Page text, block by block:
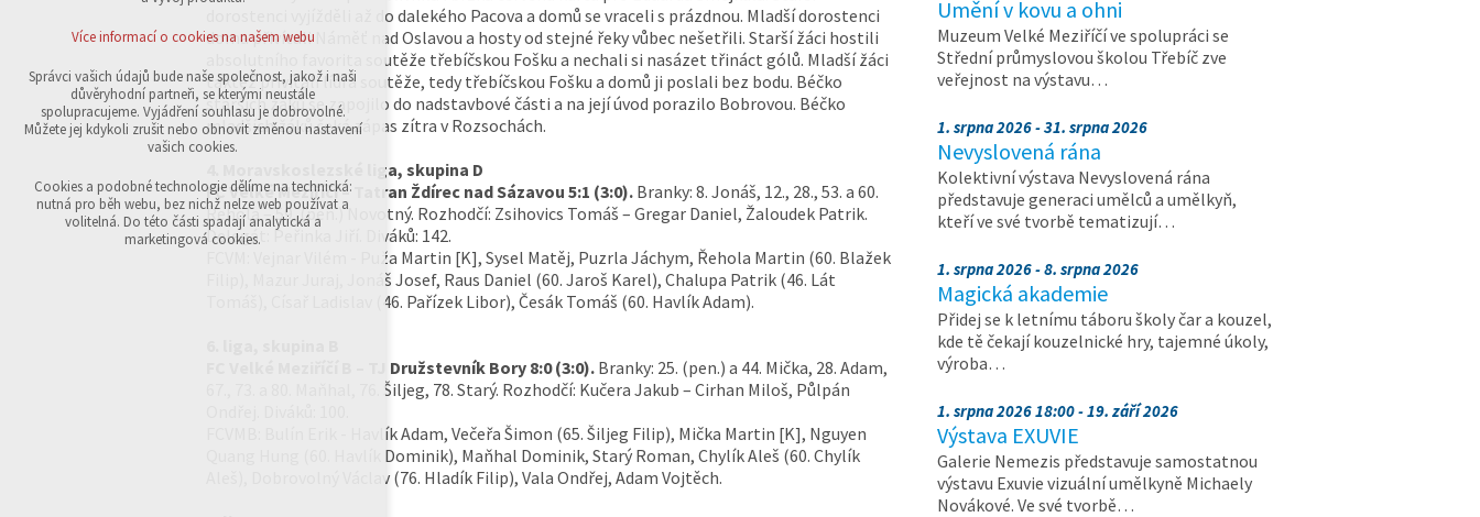
dorostenci vyjížděli až do dalekého Pacova a domů se vraceli s prázdnou. Mladší dorostenci
doma přivítali Náměť nad Oslavou a hosty od stejné řeky vůbec nešetřili. Starší žáci hostili
absolutního favorita soutěže třebíčskou Fošku a nechali si nasázet třináct gólů. Mladší žáci
taktéž přivítali lídra soutěže, tedy třebíčskou Fošku a domů ji poslali bez bodu. Béčko
starších žáků se zapojilo do nadstavbové části a na její úvod porazilo Bobrovou. Béčko
mladších žáků čeká zápas zítra v Rozsochách.
4. Moravskoslezské liga, skupina D
FC Velké Meziříčí – Tatran Ždírec nad Sázavou 5:1 (3:0). Branky: 8. Jonáš, 12., 28., 53. a 60.
Řehola – 59. (pen.) Novotný. Rozhodčí: Zsihovics Tomáš – Gregar Daniel, Žaloudek Patrik.
Delegát: Peřinka Jiří. Diváků: 142.
FCVM: Vejnar Vilém - Puža Martin [K], Sysel Matěj, Puzrla Jáchym, Řehola Martin (60. Blažek
Filip), Mazur Juraj, Jonáš Josef, Raus Daniel (60. Jaroš Karel), Chalupa Patrik (46. Lát
Tomáš), Císař Ladislav (46. Pařízek Libor), Česák Tomáš (60. Havlík Adam).
FC Velké Meziříčí B – TJ Družstevník Bory 8:0 (3:0). Branky: 25. (pen.) a 44. Mička, 28. Adam,
67., 73. a 80. Maňhal, 76. Šiljeg, 78. Starý. Rozhodčí: Kučera Jakub – Cirhan Miloš, Půlpán
FCVMB: Bulín Erik - Havlík Adam, Večeřa Šimon (65. Šiljeg Filip), Mička Martin [K], Nguyen
Quang Hung (60. Havlík Dominik), Maňhal Dominik, Starý Roman, Chylík Aleš (60. Chylík
Aleš), Dobrovolný Václav (76. Hladík Filip), Vala Ondřej, Adam Vojtěch.
Umění v kovu a ohni
Muzeum Velké Meziříčí ve spolupráci se
Střední průmyslovou školou Třebíč zve
veřejnost na výstavu…
1. srpna 2026 - 31. srpna 2026
Nevyslovená rána
Kolektivní výstava Nevyslovená rána
představuje generaci umělců a umělkyň,
kteří ve své tvorbě tematizují…
1. srpna 2026 - 8. srpna 2026
Magická akademie
Přidej se k letnímu táboru školy čar a kouzel,
kde tě čekají kouzelnické hry, tajemné úkoly,
výroba…
1. srpna 2026 18:00 - 19. září 2026
Výstava EXUVIE
Galerie Nemezis představuje samostatnou
výstavu Exuvie vizuální umělkyně Michaely
Novákové. Ve své tvorbě…
analytická pro anonymizované vyhodnocení
návštěvnosti
marketingová cookies (Google,Sklik)
Více informací o cookies na našem webu
Přijmout všechny cookies
Odmítnout vše
Více informací o cookies na našem webu
Správci vašich údajů bude naše společnost, jakož i naši
důvěryhodní partneři, se kterými neustále
spolupracujeme. Vyjádření souhlasu je dobrovolné.
Můžete jej kdykoli zrušit nebo obnovit změnou nastavení
vašich cookies.
Cookies a podobné technologie dělíme na technická:
nutná pro běh webu, bez nichž nelze web používat a
volitelná. Do této části spadají analytická a
marketingová cookies.